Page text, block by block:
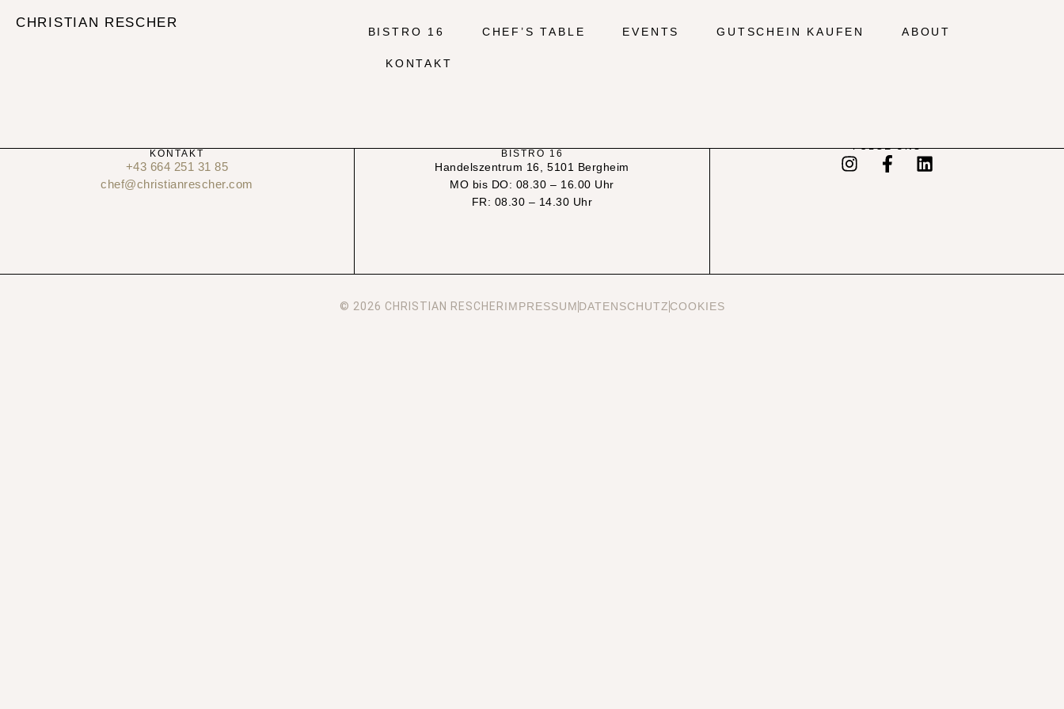
CHRISTIAN RESCHER
BISTRO 16 CHEF’S TABLE EVENTS GUTSCHEIN KAUFEN ABOUT
KONTAKT
KONTAKT
+43 664 251 31 85
chef@christianrescher.com
BISTRO 16
Handelszentrum 16, 5101 Bergheim
MO bis DO: 08.30 – 16.00 Uhr
FR: 08.30 – 14.30 Uhr
FOLGE UNS
© 2026 CHRISTIAN RESCHERIMPRESSUM DATENSCHUTZ COOKIES